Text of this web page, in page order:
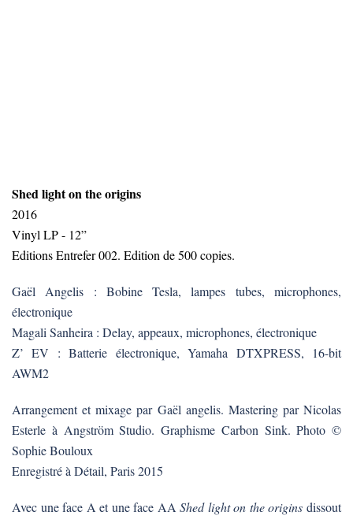
Shed light on the origins
2016
Vinyl LP - 12”
Editions Entrefer 002. Edition de 500 copies.
Gaël Angelis : Bobine Tesla, lampes tubes, microphones,
électronique
Magali Sanheira : Delay, appeaux, microphones, électronique
Z’ EV : Batterie électronique, Yamaha DTXPRESS, 16-bit
AWM2
Arrangement et mixage par Gaël angelis. Mastering par Nicolas
Esterle à Angström Studio. Graphisme Carbon Sink. Photo ©
Sophie Bouloux
Enregistré à Détail, Paris 2015
Avec une face A et une face AAShed light on the origins dissout